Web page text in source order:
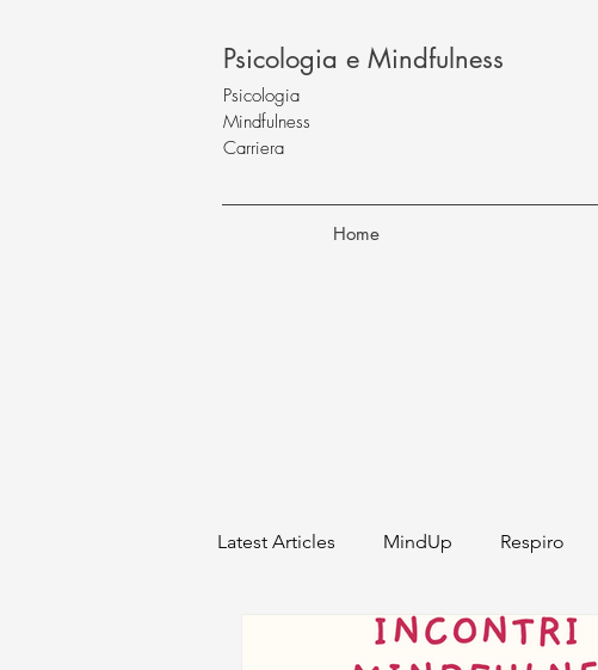
Psicologia e Mindfulness
Psicologia
Mindfulness
Carriera
Home
Latest Articles MindUp Respiro